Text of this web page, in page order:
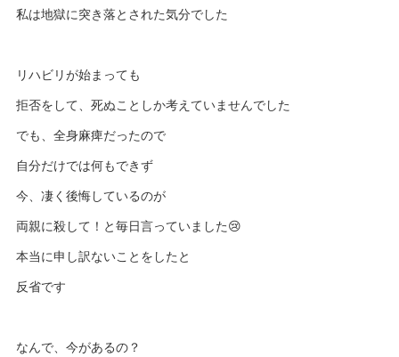
私は地獄に突き落とされた気分でした
リハビリが始まっても
拒否をして、死ぬことしか考えていませんでした
でも、全身麻痺だったので
自分だけでは何もできず
今、凄く後悔しているのが
両親に殺して！と毎日言っていました😢
本当に申し訳ないことをしたと
反省です
なんで、今があるの？